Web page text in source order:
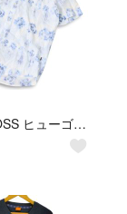
HUGO BOSS ヒューゴボス 春夏★ 半袖 タイダイ 総柄 シャツ Sz.S メンズ